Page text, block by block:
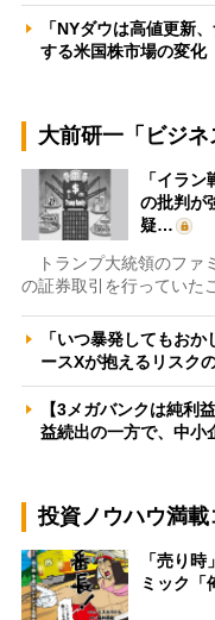
「NYダウは高値更新
する米国株市場の変
大前研一「ビジ
「イラ
の批判が
疑…
トランプ大統領のファ
の証券取引を行っていた
「いつ暴発してもお
ースXが抱えるリスク
【3メガバンクは純利
益続出の一方で、中
投資ノウハウ満載
「売り
ミック「